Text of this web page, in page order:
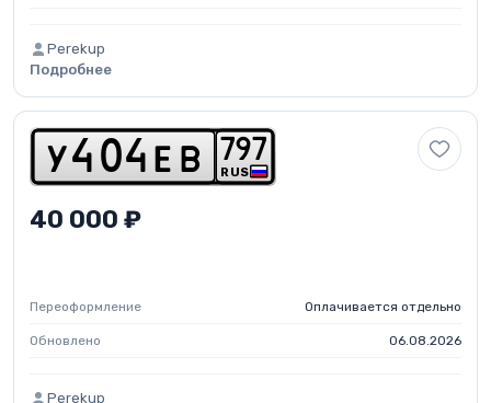
Perekup
Подробнее
y 4 04 e b RUS
79 7
40 000 ₽
Переоформление Оплачивается отдельно
Обновлено 06.08.2026
Perekup